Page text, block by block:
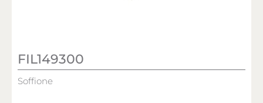
FIL149300
Soffione